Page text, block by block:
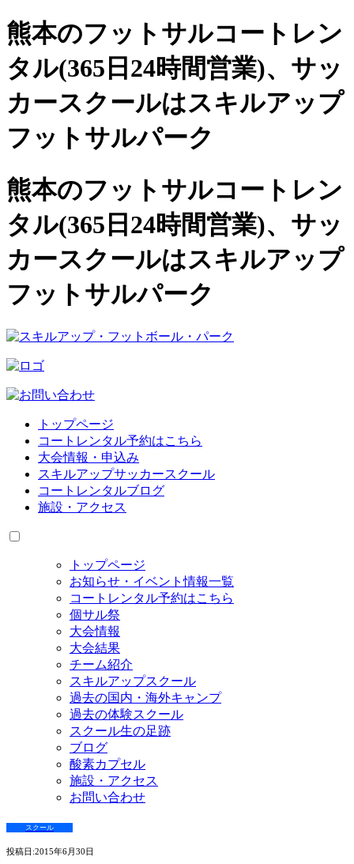
熊本のフットサルコートレン
タル(365日24時間営業)、 サッ
カースクールはスキルアップ
フットサルパーク
熊本のフットサルコートレン
タル(365日24時間営業)、サッ
カースクールはスキルアップ
フットサルパーク
トップページ
コートレンタル予約はこちら
大会情報・申込み
スキルアップサッカースクール
コートレンタルブログ
施設・アクセス
トップページ
お知らせ・イベント情報一覧
コートレンタル予約はこちら
個サル祭
大会情報
大会結果
チーム紹介
スキルアップスクール
過去の国内・海外キャンプ
過去の体験スクール
スクール生の足跡
ブログ
酸素カプセル
施設・アクセス
お問い合わせ
スクール
投稿日:2015年6月30日